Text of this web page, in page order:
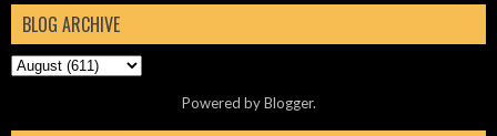
BLOG ARCHIVE
Powered byBlogger.